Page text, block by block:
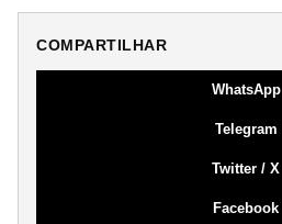
COMPARTILHAR
WhatsApp
Telegram
Twitter / X
Facebook